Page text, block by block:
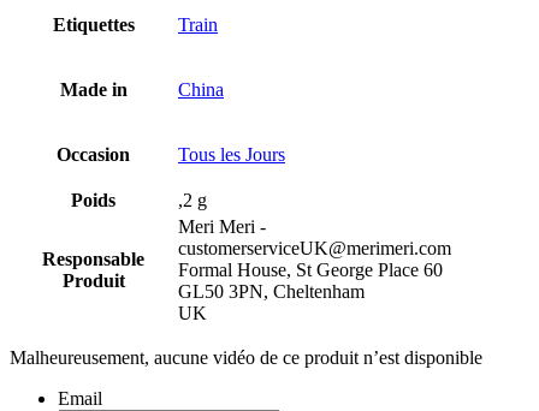
Etiquettes Train
Made in China
Occasion Tous les Jours
Poids ,2 g
Responsable
Produit
Meri Meri -
customerserviceUK@merimeri.com
Formal House, St George Place 60
GL50 3PN, Cheltenham
UK
Malheureusement, aucune vidéo de ce produit n’est disponible
Email